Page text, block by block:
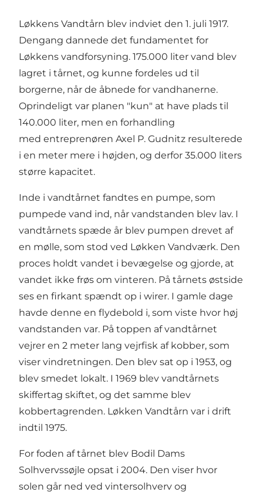
Løkkens Vandtårn blev indviet den 1. juli 1917.
Dengang dannede det fundamentet for
Løkkens vandforsyning. 175.000 liter vand blev
lagret i tårnet, og kunne fordeles ud til
borgerne, når de åbnede for vandhanerne.
Oprindeligt var planen "kun" at have plads til
140.000 liter, men en forhandling
med entreprenøren Axel P. Gudnitz resulterede
i en meter mere i højden, og derfor 35.000 liters
større kapacitet.
Inde i vandtårnet fandtes en pumpe, som
pumpede vand ind, når vandstanden blev lav. I
vandtårnets spæde år blev pumpen drevet af
en mølle, som stod ved Løkken Vandværk. Den
proces holdt vandet i bevægelse og gjorde, at
vandet ikke frøs om vinteren. På tårnets østside
ses en firkant spændt op i wirer. I gamle dage
havde denne en flydebold i, som viste hvor høj
vandstanden var. På toppen af vandtårnet
vejrer en 2 meter lang vejrfisk af kobber, som
viser vindretningen. Den blev sat op i 1953, og
blev smedet lokalt. I 1969 blev vandtårnets
skiffertag skiftet, og det samme blev
kobbertagrenden. Løkken Vandtårn var i drift
indtil 1975.
For foden af tårnet blev Bodil Dams
Solhvervssøjle opsat i 2004. Den viser hvor
solen går ned ved vintersolhverv og